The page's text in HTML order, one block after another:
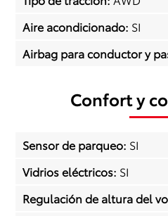
Aire acondicionado: SI
Airbag para conductor y
Confort y
Sensor de parqueo: SI
Vidrios eléctricos: SI
Regulación de altura del